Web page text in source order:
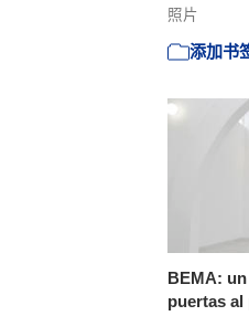
照片
添加书
BEMA:
puertas al